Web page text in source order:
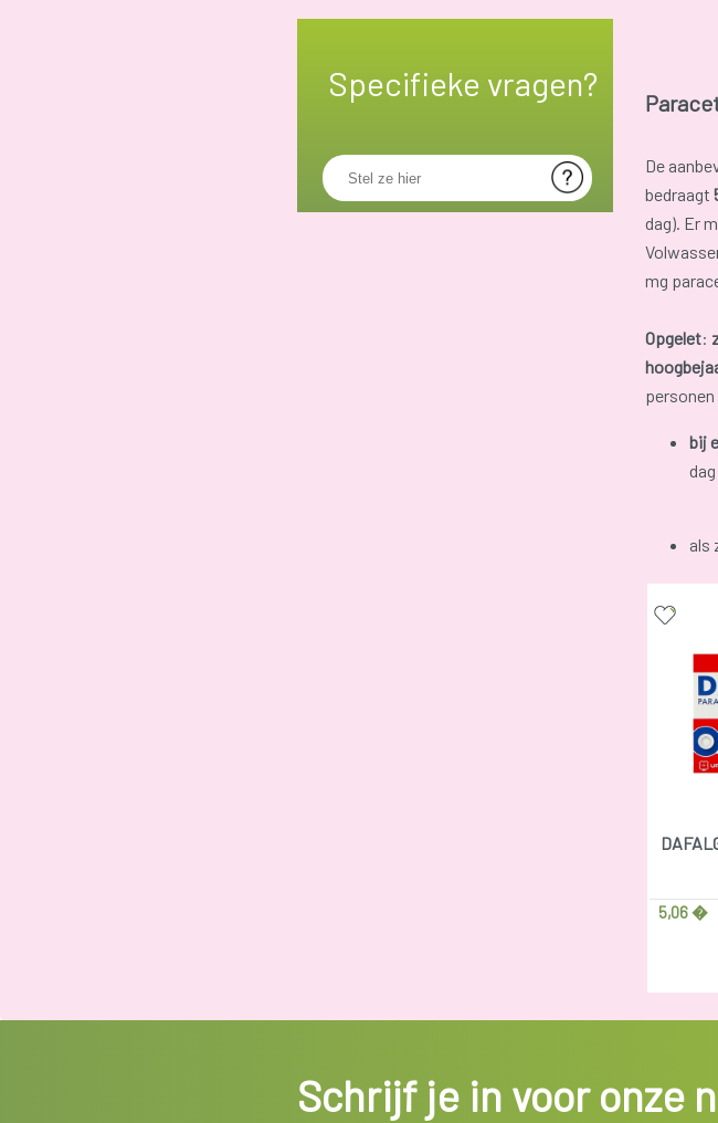
Specifieke vragen?
De
bedraagt
dag). Er
mg
Opgelet:
bij
dag
als
5,06 �
Schrijf je in voor onze